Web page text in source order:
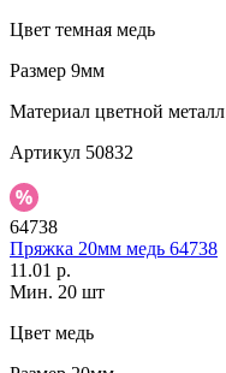
Цвет темная медь
Размер 9мм
Материал цветной металл
Артикул 50832
64738
Пряжка 20мм медь 64738
11.01 р.
Мин. 20 шт
Цвет медь